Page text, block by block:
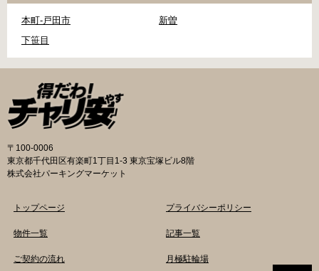
本町-戸田市
新曽
下笹目
〒100-0006
東京都千代田区有楽町1丁目1-3 東京宝塚ビル8階
株式会社パーキングマーケット
トップページ
物件一覧
ご契約の流れ
プライバシーポリシー
記事一覧
月極駐輪場